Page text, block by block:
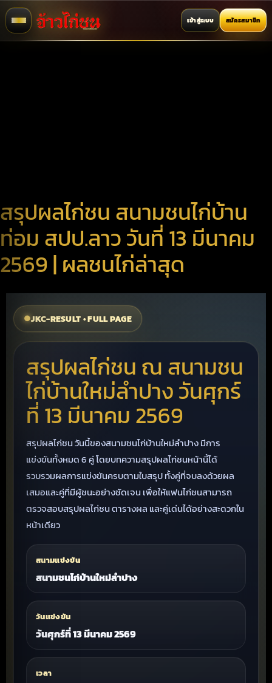
เข้าสู่ระบบ สมัครสมาชิก
สรุปผลไก่ชน สนามชนไก่บ้าน
ท่อม สปป.ลาว วันที่ 13 มีนาคม
2569 | ผลชนไก่ล่าสุด
JKC-RESULT • FULL PAGE
สรุปผลไก่ชน ณ สนามชน
ไก่บ้านใหม่ลำปาง วันศุกร์
ที่ 13 มีนาคม 2569
สรุปผลไก่ชน วันนี้ของสนามชนไก่บ้านใหม่ลำปาง มีการ
แข่งขันทั้งหมด 6 คู่ โดยบทความสรุปผลไก่ชนหน้านี้ได้
รวบรวมผลการแข่งขันครบตามใบสรุป ทั้งคู่ที่จบลงด้วยผล
เสมอและคู่ที่มีผู้ชนะอย่างชัดเจน เพื่อให้แฟนไก่ชนสามารถ
ตรวจสอบสรุปผลไก่ชน ตารางผล และคู่เด่นได้อย่างสะดวกใน
หน้าเดียว
สนามแข่งขัน
สนามชนไก่บ้านใหม่ลำปาง
วันแข่งขัน
วันศุกร์ที่ 13 มีนาคม 2569
เวลา